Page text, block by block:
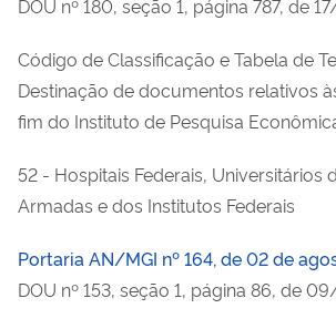
DOU nº 180, seção 1, página 787, de
Código de Classificação e Tabela de
Destinação de documentos relativos
fim do Instituto de Pesquisa
52 - Hospitais Federais, Universitários
Armadas e dos Institutos Federais
Portaria AN/MGI nº 164, de 02 de
DOU nº 153, seção 1, página 86, de